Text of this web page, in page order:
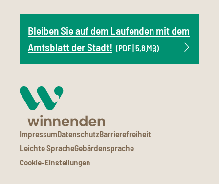
Bleiben Sie auf dem Laufenden mit dem
Amtsblatt der Stadt! (PDF | 5,8 MB)
ImpressumDatenschutzBarrierefreiheit
Leichte SpracheGebärdensprache
Cookie-Einstellungen